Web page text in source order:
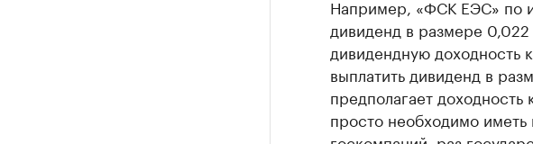
Например, «ФСК ЕЭС» по
дивиденд в размере
дивидендную доходность
выплатить дивиденд в
предполагает
просто необходимо